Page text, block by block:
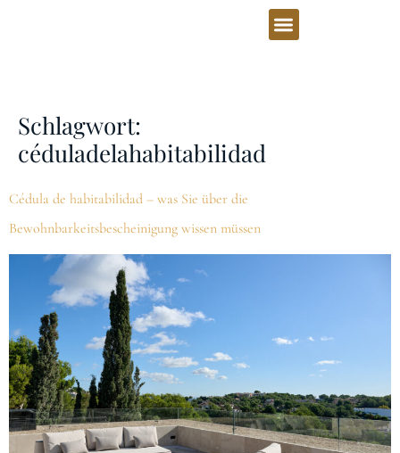
Schlagwort:
céduladelahabitabilidad
Cédula de habitabilidad – was Sie über die
Bewohnbarkeitsbescheinigung wissen müssen